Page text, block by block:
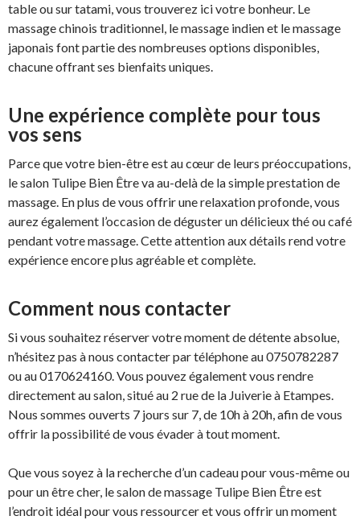
table ou sur tatami, vous trouverez ici votre bonheur. Le
massage chinois traditionnel, le massage indien et le massage
japonais font partie des nombreuses options disponibles,
chacune offrant ses bienfaits uniques.
Une expérience complète pour tous
vos sens
Parce que votre bien-être est au cœur de leurs préoccupations,
le salon Tulipe Bien Être va au-delà de la simple prestation de
massage. En plus de vous offrir une relaxation profonde, vous
aurez également l’occasion de déguster un délicieux thé ou café
pendant votre massage. Cette attention aux détails rend votre
expérience encore plus agréable et complète.
Comment nous contacter
Si vous souhaitez réserver votre moment de détente absolue,
n’hésitez pas à nous contacter par téléphone au 0750782287
ou au 0170624160. Vous pouvez également vous rendre
directement au salon, situé au 2 rue de la Juiverie à Etampes.
Nous sommes ouverts 7 jours sur 7, de 10h à 20h, afin de vous
offrir la possibilité de vous évader à tout moment.
Que vous soyez à la recherche d’un cadeau pour vous-même ou
pour un être cher, le salon de massage Tulipe Bien Être est
l’endroit idéal pour vous ressourcer et vous offrir un moment